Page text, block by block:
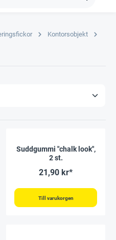
Kontorsobjekt
Suddgummi "chalk look",
2 st.
21,90 kr*
Till varukorgen